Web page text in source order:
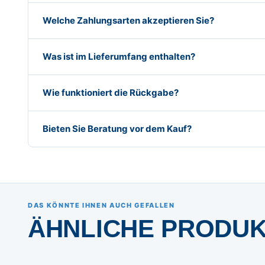
Welche Zahlungsarten akzeptieren Sie?
Was ist im Lieferumfang enthalten?
Wie funktioniert die Rückgabe?
Bieten Sie Beratung vor dem Kauf?
DAS KÖNNTE IHNEN AUCH GEFALLEN
ÄHNLICHE